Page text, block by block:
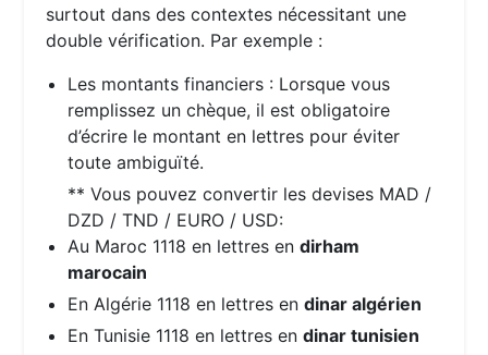
surtout dans des contextes nécessitant une
double vérification. Par exemple :
Les montants financiers : Lorsque vous
remplissez un chèque, il est obligatoire
d’écrire le montant en lettres pour éviter
toute ambiguïté.
** Vous pouvez convertir les devises MAD /
DZD / TND / EURO / USD:
Au Maroc 1118 en lettres endirham
marocain
En Algérie 1118 en lettres endinar algérien
En Tunisie 1118 en lettres endinar tunisien